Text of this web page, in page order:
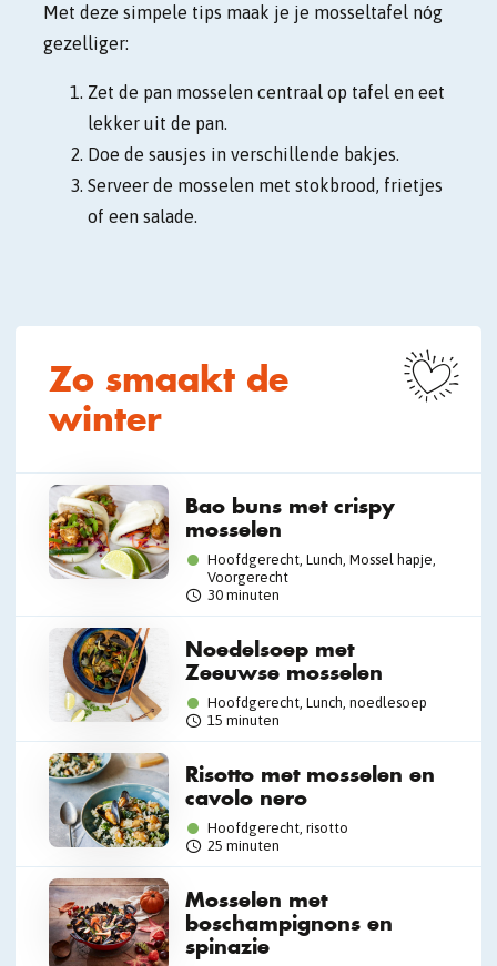
Met deze simpele tips maak je je mosseltafel nóg
gezelliger:
Zet de pan mosselen centraal op tafel en eet
lekker uit de pan.
Doe de sausjes in verschillende bakjes.
Serveer de mosselen met stokbrood, frietjes
of een salade.
Zo smaakt de
winter
Bao buns met crispy
mosselen
Hoofdgerecht, Lunch, Mossel hapje,
Voorgerecht
30 minuten
Noedelsoep met
Zeeuwse mosselen
Hoofdgerecht, Lunch, noedlesoep
15 minuten
Risotto met mosselen en
cavolo nero
Hoofdgerecht, risotto
25 minuten
Mosselen met
boschampignons en
spinazie